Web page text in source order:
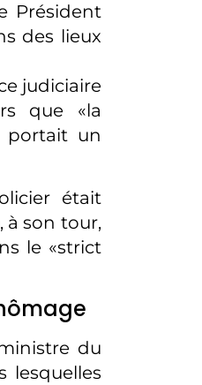
Président
des lieux
judiciaire
que «la
portait un
était
à son tour,
le «strict
du
lesquelles